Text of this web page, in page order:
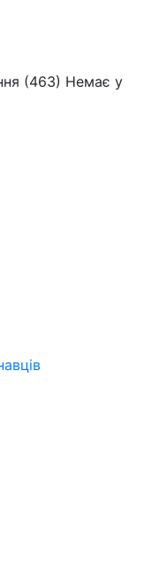
(463) Немає у